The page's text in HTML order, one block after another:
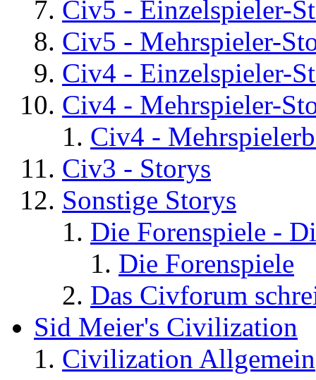
Civ5 - Einzelspieler-
Civ5 - Mehrspieler-
Civ4 - Einzelspieler-
Civ4 - Mehrspieler-
Civ4 -
Civ3 - Storys
Sonstige Storys
Die Forenspiele -
Die Forenspiele
Das Civforum
Sid Meier's Civilization
Civilization Allgemein